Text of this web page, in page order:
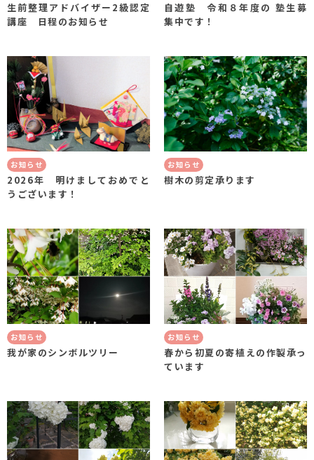
生前整理アドバイザー2級認定
講座 日程のお知らせ
自遊塾 令和８年度の 塾生募
集中です！
お知らせ
2026年 明けましておめでと
うございます！
お知らせ
樹木の剪定承ります
お知らせ
我が家のシンボルツリー
お知らせ
春から初夏の寄植えの作製承っ
ています